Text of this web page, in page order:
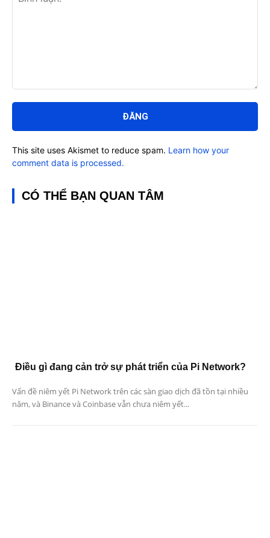
This site uses Akismet to reduce spam. Learn how your
comment data is processed.
CÓ THỂ BẠN QUAN TÂM
Điều gì đang cản trở sự phát triển của Pi Network?
Vấn đề niêm yết Pi Network trên các sàn giao dịch đã tồn tại nhiều
năm, và Binance và Coinbase vẫn chưa niêm yết...